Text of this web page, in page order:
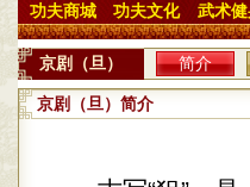
功夫商城 功夫文化 武术
京剧（旦） 简介
京剧（旦）简介